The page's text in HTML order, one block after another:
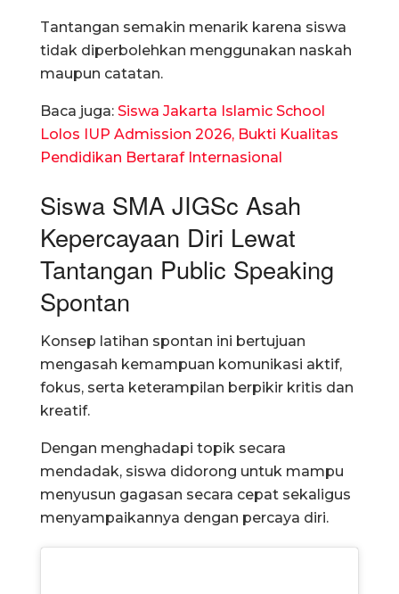
Tantangan semakin menarik karena siswa
tidak diperbolehkan menggunakan naskah
maupun catatan.
Baca juga: Siswa Jakarta Islamic School
Lolos IUP Admission 2026, Bukti Kualitas
Pendidikan Bertaraf Internasional
Siswa SMA JIGSc Asah
Kepercayaan Diri Lewat
Tantangan Public Speaking
Spontan
Konsep latihan spontan ini bertujuan
mengasah kemampuan komunikasi aktif,
fokus, serta keterampilan berpikir kritis dan
kreatif.
Dengan menghadapi topik secara
mendadak, siswa didorong untuk mampu
menyusun gagasan secara cepat sekaligus
menyampaikannya dengan percaya diri.